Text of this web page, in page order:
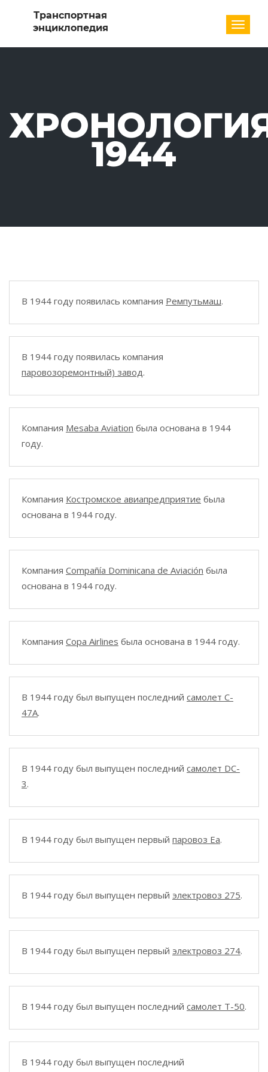
1944
В 1944 году появилась компания Ремпутьмаш.
В 1944 году появилась компания
паровозоремонтный) завод.
Компания Mesaba Aviation была основана в 1944
году.
Компания Костромское авиапредприятие была
основана в 1944 году.
Компания Compañía Dominicana de Aviación была
основана в 1944 году.
Компания Copa Airlines была основана в 1944 году.
В 1944 году был выпущен последний самолет C-
47A.
В 1944 году был выпущен последний самолет DC-
3.
В 1944 году был выпущен первый паровоз Еа.
В 1944 году был выпущен первый электровоз 275.
В 1944 году был выпущен первый электровоз 274.
В 1944 году был выпущен последний самолет T-50.
В 1944 году был выпущен последний